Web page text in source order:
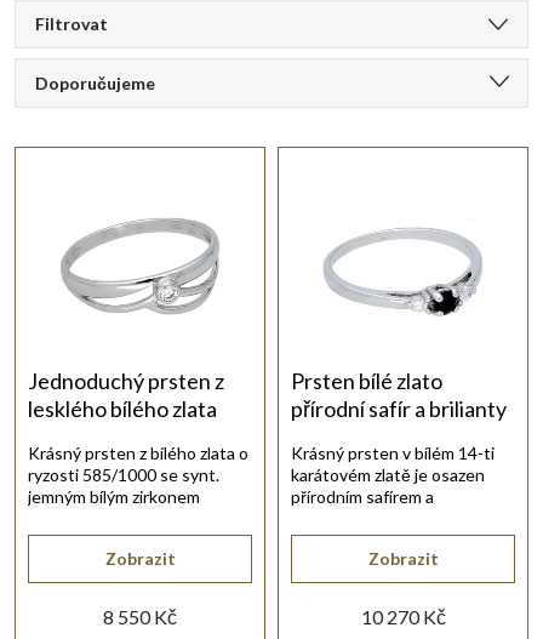
Filtrovat
Ř
a
p
r
o
Doporučujeme
Nejprodávanější
Abecedně
V
ý
p
r
o
d
u
Jednoduchý prsten z
lesklého bílého zlata
8 550 Kč
Zobrazit
Krásný prsten z bílého zlata o
ryzosti 585/1000 se synt.
jemným bílým zirkonem
Prsten bílé zlato
přírodní safír a brilianty
10 270 Kč
Zobrazit
Krásný prsten v bílém 14-ti
karátovém zlatě je osazen
přírodním safírem a